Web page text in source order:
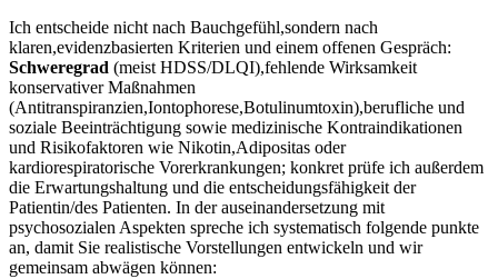
Ich entscheide nicht nach⁣ Bauchgefühl,sondern nach
klaren,evidenzbasierten Kriterien und einem offenen ​Gespräch:
Schweregrad (meist HDSS/DLQI),fehlende Wirksamkeit
⁣konservativer Maßnahmen
(Antitranspiranzien,Iontophorese,Botulinumtoxin),berufliche‌ und
soziale Beeinträchtigung‍ sowie medizinische Kontraindikationen
⁣und Risikofaktoren wie Nikotin,Adipositas oder
kardiorespiratorische Vorerkrankungen; konkret prüfe ich außerdem
die Erwartungshaltung und die entscheidungsfähigkeit der
Patientin/des Patienten. In der auseinandersetzung mit
psychosozialen Aspekten spreche ich systematisch folgende punkte
an, damit Sie realistische Vorstellungen entwickeln und wir
gemeinsam ⁢abwägen können: